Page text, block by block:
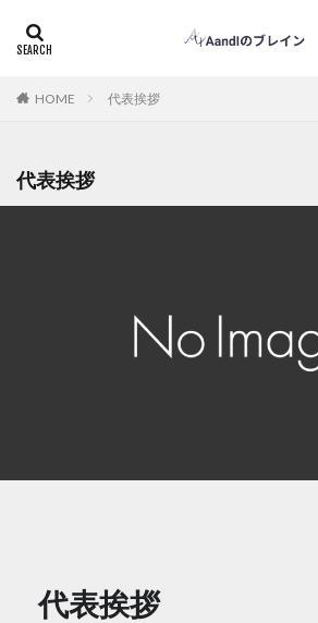
HOME 代表挨拶
代表挨拶
代表挨拶